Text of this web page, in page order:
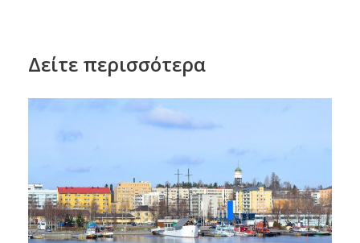
Δείτε περισσότερα